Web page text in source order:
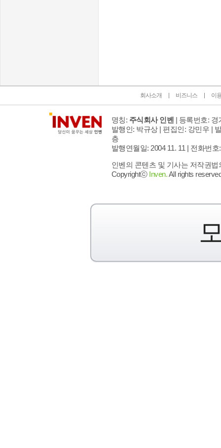
회사소개 비즈니스 이
명칭: 주식회사 인벤 | 등록번호: 경
발행인: 박규상 | 편집인: 강민우 |
층
발행연월일: 2004 11. 11 | 전화번호
인벤의 콘텐츠 및 기사는 저작권
Copyrightⓒ Inven.All rights